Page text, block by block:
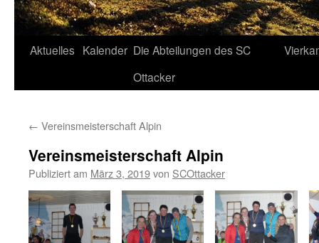
Zum
Aktuelles Kalender Die Abteilungen des SC
Ottacker
← Vereinsmeisterschaft Alpin
Vereinsmeisterschaft Alpin
Publiziert am März 3, 2019von SCOttacker